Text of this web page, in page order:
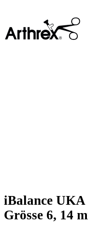
iBalance
Grösse 6, 14